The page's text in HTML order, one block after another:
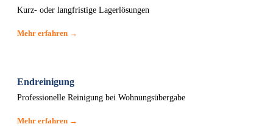
Kurz- oder langfristige Lagerlösungen
Mehr erfahren →
Endreinigung
Professionelle Reinigung bei Wohnungsübergabe
Mehr erfahren →